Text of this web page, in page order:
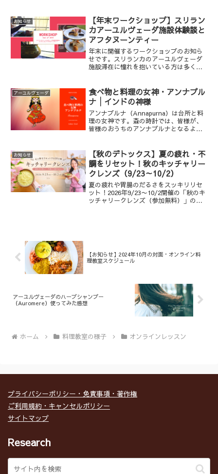
お知らせ
【年末ワークショップ】スリラン
カアーユルヴェーダ施設体験談と
アフタヌーンティー
年末に開催するワークショップのお知ら
せです。スリランカのアーユルヴェーダ
施設滞在に憧れを抱いている方は多くい
が）、私の体験をもとにお話させていた
だきます。そして、スリラ...
アーユルヴェーダ
食べ物と料理の女神・アンナプル
ナ│インドの神様
アンナプルナ（Annapurna）は台所と料
理の女神です。森の時計では、皆様が、
皆様のおうちのアンナプルナとなるよ
のような神様なのでしょうか。
お知らせ
【秋のデトックス】夏の疲れ・不
調をリセット！秋のキッチャリー
クレンズ（9/23～10/2）
夏の疲れや胃腸のだるさをスッキリリセ
ット！2026年9/23〜10/2開催の「秋のキ
ッチャリークレンズ（参加無料）」のご
【お知らせ】2024年10月の対面・オンライン料
理教室スケジュール
アーユルヴェーダのハーブシャンプー
（Auromere）使ってみた感想
ホーム 料理教室の様子 オンラインレッスン
プライバシーポリシー・免責事項・著作権
ご利用規約・キャンセルポリシー
サイトマップ
Research